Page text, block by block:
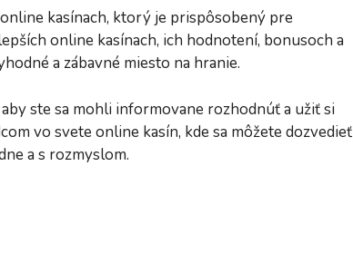
kasínach, ktorý je prispôsobený pre
online kasínach, ich hodnotení, bonusoch a
a zábavné miesto na hranie.
ste sa mohli informovane rozhodnúť a užiť si
vo svete online kasín, kde sa môžete dozvedieť
a s rozmyslom.